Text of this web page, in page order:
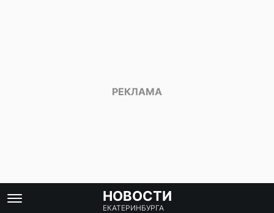
НОВОСТИ
ЕКАТЕРИНБУРГА